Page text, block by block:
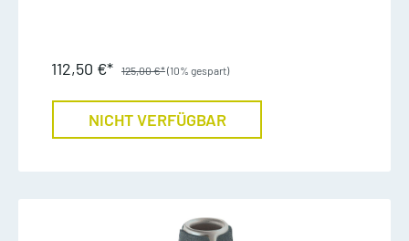
112,50 €* 125,00 €*(10% gespart)
NICHT VERFÜGBAR